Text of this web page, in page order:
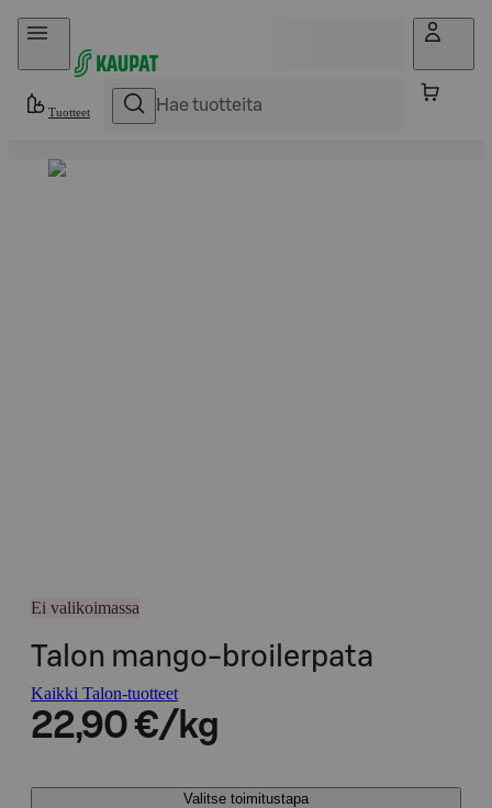
Hyppää sisältöön
Tuotteet
Ei valikoimassa
Talon mango-broilerpata
Kaikki Talon-tuotteet
22,90 €/kg
Valitse toimitustapa